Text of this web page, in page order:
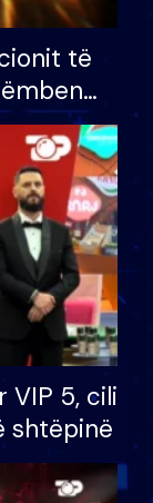
të
eurosh
VIP 5, cili
shtëpinë